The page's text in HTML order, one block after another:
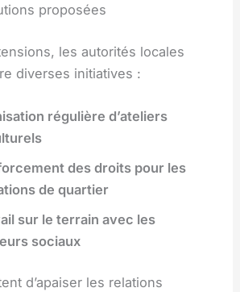
proposées
les autorités locales
diverses initiatives :
régulière d’ateliers
des droits pour les
de quartier
sur le terrain avec les
sociaux
d’apaiser les relations